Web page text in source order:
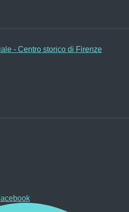
- Centro storico di Firenze